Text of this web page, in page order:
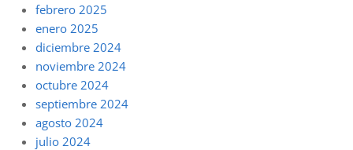
febrero 2025
enero 2025
diciembre 2024
noviembre 2024
octubre 2024
septiembre 2024
agosto 2024
julio 2024